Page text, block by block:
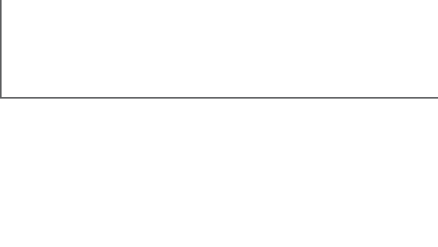
På 1177.se får du råd om hälsa och information om sjukdomar och